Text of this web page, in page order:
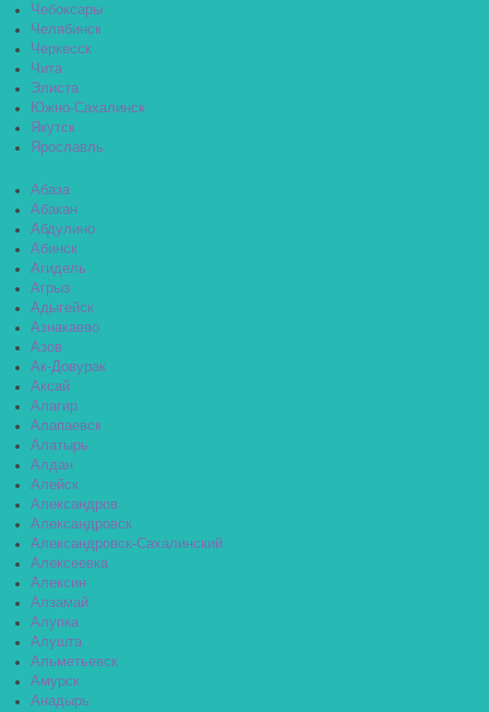
Чебоксары
Челябинск
Черкесск
Чита
Элиста
Южно-Сахалинск
Якутск
Ярославль
Абаза
Абакан
Абдулино
Абинск
Агидель
Агрыз
Адыгейск
Азнакаево
Азов
Ак-Довурак
Аксай
Алагир
Алапаевск
Алатырь
Алдан
Алейск
Александров
Александровск
Александровск-Сахалинский
Алексеевка
Алексин
Алзамай
Алупка
Алушта
Альметьевск
Амурск
Анадырь